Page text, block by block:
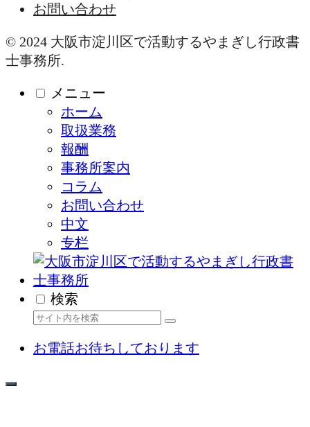
お問い合わせ
© 2024 大阪市淀川区で活動するやまぎし行政書
士事務所.
メニュー
ホーム
取扱業務
報酬
事務所案内
コラム
お問い合わせ
中文
专栏
検索
お電話お待ちしております